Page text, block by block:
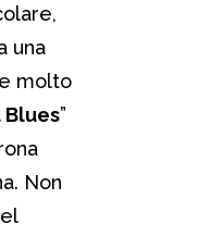
una
molto
Blues”
Non